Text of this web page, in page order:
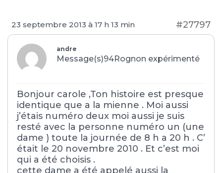
23 septembre 2013 à 17 h 13 min #27797
andre
Message(s)94Rognon expérimenté
Bonjour carole ,Ton histoire est presque
identique que a la mienne . Moi aussi
j’étais numéro deux moi aussi je suis
resté avec la personne numéro un (une
dame ) toute la journée de 8 h a 20 h . C’
était le 20 novembre 2010 . Et c’est moi
qui a été choisis .
cette dame a été appelé aussi la